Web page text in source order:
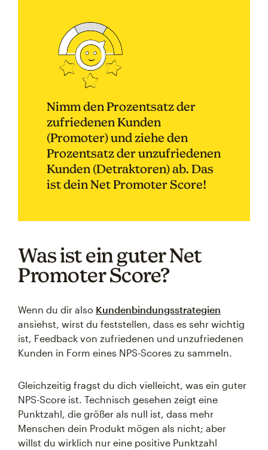
Nimm den Prozentsatz der
zufriedenen Kunden
(Promoter) und ziehe den
Prozentsatz der unzufriedenen
Kunden (Detraktoren) ab. Das
ist dein Net Promoter Score!
Was ist ein guter Net
Promoter Score?
Wenn du dir also Kundenbindungsstrategien
ansiehst, wirst du feststellen, dass es sehr wichtig
ist, Feedback von zufriedenen und unzufriedenen
Kunden in Form eines NPS-Scores zu sammeln.
Gleichzeitig fragst du dich vielleicht, was ein guter
NPS-Score ist. Technisch gesehen zeigt eine
Punktzahl, die größer als null ist, dass mehr
Menschen dein Produkt mögen als nicht; aber
willst du wirklich nur eine positive Punktzahl